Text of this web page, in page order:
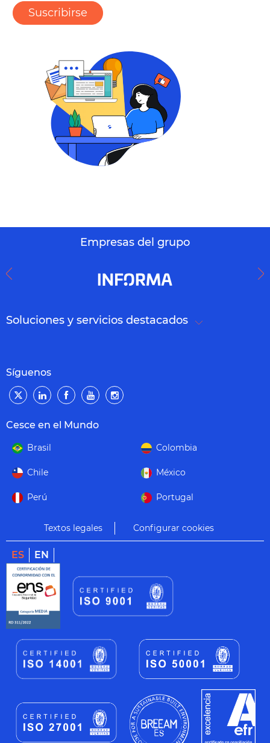
Empresas del grupo
Soluciones y servicios destacados
Síguenos
Cesce en el Mundo
Brasil Colombia
Chile México
Perú Portugal
Textos legales Configurar cookies
ES EN